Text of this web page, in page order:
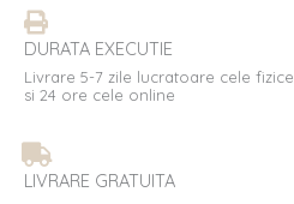
DURATA EXECUTIE
Livrare 5-7 zile lucratoare cele fizice
si 24 ore cele online
LIVRARE GRATUITA